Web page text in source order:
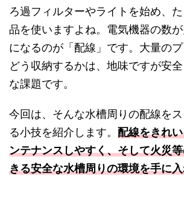
ろ過フィルターやライトを始め、
品を使いますよね。電気機器の数
になるのが「配線」です。大量の
どう収納するかは、地味ですが安
な課題です。
今回は、そんな水槽周りの配線を
る小技を紹介します。 配線をきれ
ンテナンスしやすく、そして火災
きる安全な水槽周りの環境を手に